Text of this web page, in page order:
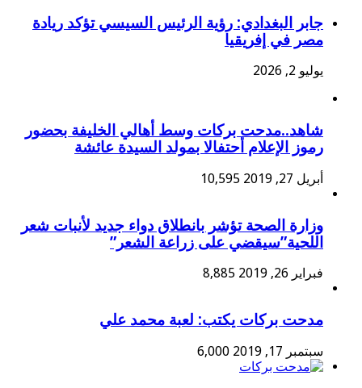
جابر البغدادي: رؤية الرئيس السيسي تؤكد ريادة
مصر في إفريقيا
يوليو 2, 2026
شاهد..مدحت بركات وسط أهالي الخليفة بحضور
رموز الإعلام أحتفالا بمولد السيدة عائشة
أبريل 27, 2019 10,595
وزارة الصحة تؤشر بانطلاق دواء جديد لأنبات شعر
اللحية”سيقضي على زراعة الشعر”
فبراير 26, 2019 8,885
مدحت بركات يكتب: لعبة محمد علي
سبتمبر 17, 2019 6,000